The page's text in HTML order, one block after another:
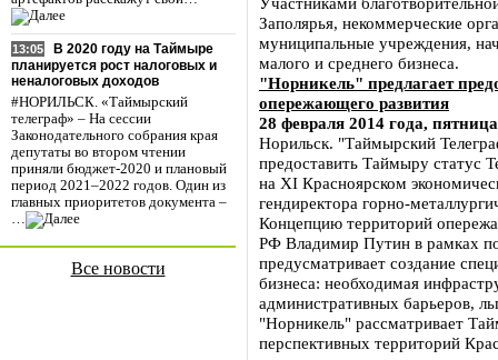
13:05
В 2020 году на Таймыре
планируется рост налоговых и
неналоговых доходов
#НОРИЛЬСК. «Таймырский
телеграф» – На сессии
Законодательного собрания края
депутаты во втором чтении
приняли бюджет-2020 и плановый
период 2021–2022 годов. Один из
главных приоритетов документа –
…
Все новости
Заполярья, некоммерческие
муниципальные учреждения,
малого и среднего бизнеса.
"Норникель" предлагает
опережающего развития
28 февраля 2014 года,
Норильск. "Таймырский
предоставить Таймыру статус
на XI Красноярском
гендиректора горно-
Концепцию территорий
РФ Владимир Путин в рамках
предусматривает создание
бизнеса: необходимая
административных барьеров,
"Норникель" рассматривает
перспективных территорий